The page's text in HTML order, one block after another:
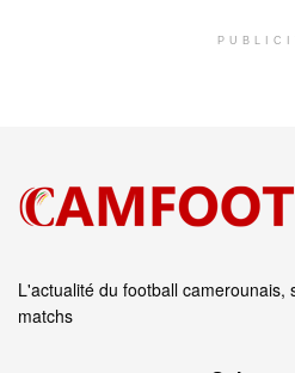
L'actualité du football camerounais,
matchs